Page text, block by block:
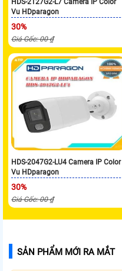
Vu HDparagon
30%
Giá Gốc: 00 ₫
HDS-2047G2-LU4 Camera IP Color
Vu HDparagon
30%
Giá Gốc: 00 ₫
SẢN PHẨM MỚI RA MẮT